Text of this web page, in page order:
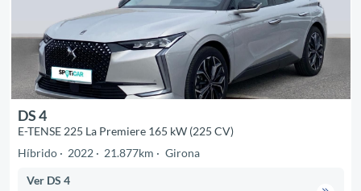
DS 4
E-TENSE 225 La Premiere 165 kW (225 CV)
Híbrido
2022 21.877km Girona
Ver DS 4